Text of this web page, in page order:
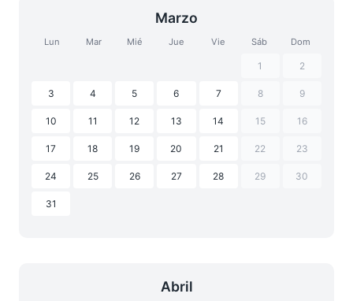
Marzo
Lun Mar Mié Jue Vie Sáb Dom
1 2
3 4 5 6 7 8 9
10 11 12 13 14 15 16
17 18 19 20 21 22 23
24 25 26 27 28 29 30
31
Abril